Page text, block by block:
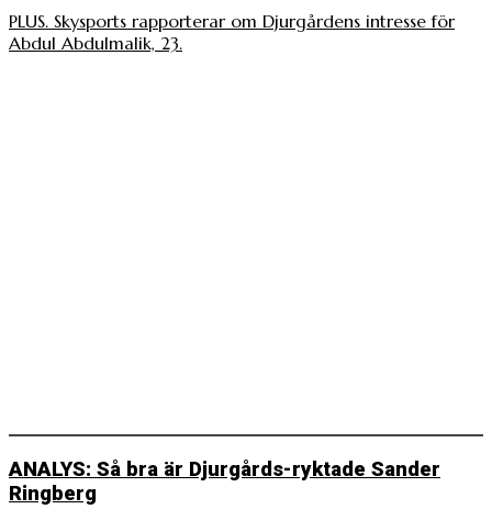
PLUS. Skysports rapporterar om Djurgårdens intresse för
Abdul Abdulmalik, 23.
ANALYS: Så bra är Djurgårds-ryktade Sander
Ringberg